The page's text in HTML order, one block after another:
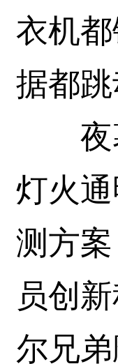
衣机
据都
夜幕
灯火
测方
员创
尔兄